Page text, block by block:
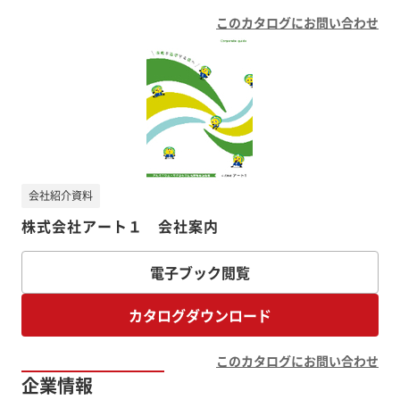
このカタログにお問い合わせ
株式会社アート１ 会社案内
会社紹介資料
電子ブック閲覧
カタログダウンロード
このカタログにお問い合わせ
企業情報